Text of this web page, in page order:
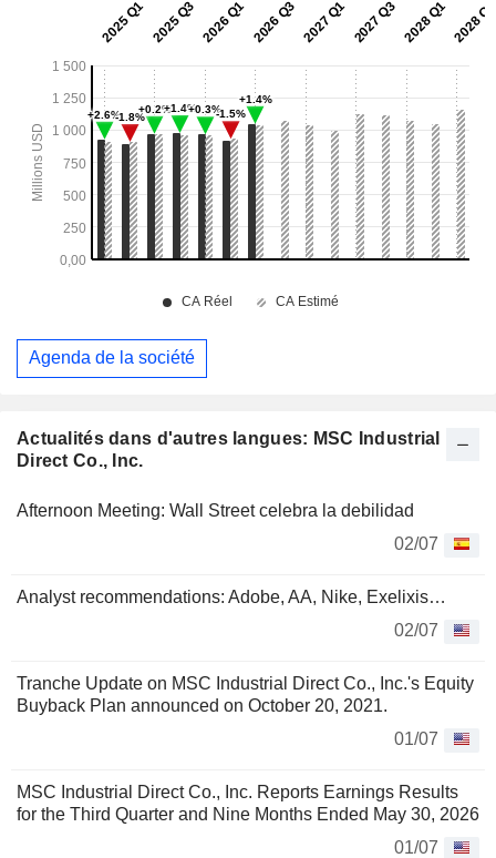
Actualités dans d'autres langues: MSC Industrial
Direct Co., Inc.
Afternoon Meeting: Wall Street celebra la debilidad
02/07
Analyst recommendations: Adobe, AA, Nike, Exelixis…
02/07
Tranche Update on MSC Industrial Direct Co., Inc.'s Equity
Buyback Plan announced on October 20, 2021.
01/07
MSC Industrial Direct Co., Inc. Reports Earnings Results
for the Third Quarter and Nine Months Ended May 30, 2026
01/07
Agenda de la société